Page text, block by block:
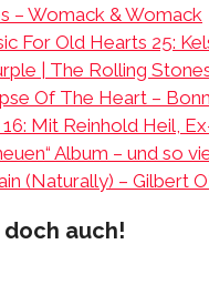
– Womack & Womack
For Old Hearts 25:
| The Rolling
Of The Heart –
Mit Reinhold Heil,
Album – und so
(Naturally) – Gilbert
auch!